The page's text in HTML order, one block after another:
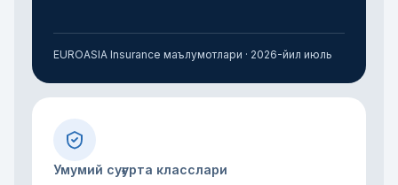
EUROASIA Insurance маълумотлари · 2026-йил июль
Умумий суғурта класслари